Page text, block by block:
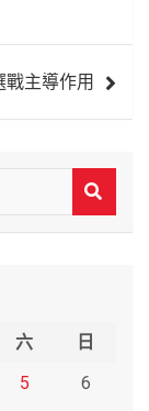
主導作用
六
日
5
6